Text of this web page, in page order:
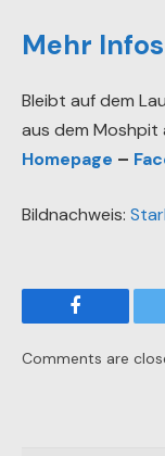
Mehr Infos
Bleibt auf dem
aus dem Moshpit
Homepage –
Bildnachweis:
Comments are